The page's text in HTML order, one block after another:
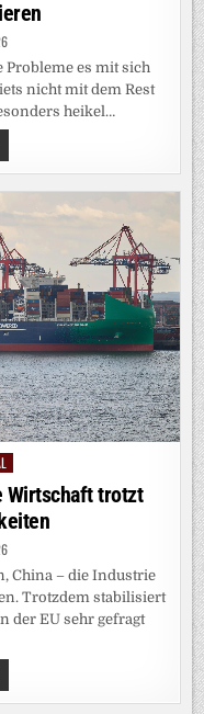
Probleme es mit sich
nicht mit dem Rest
heikel…
–
Wirtschaft trotzt
China – die Industrie
Trotzdem stabilisiert
der EU sehr gefragt